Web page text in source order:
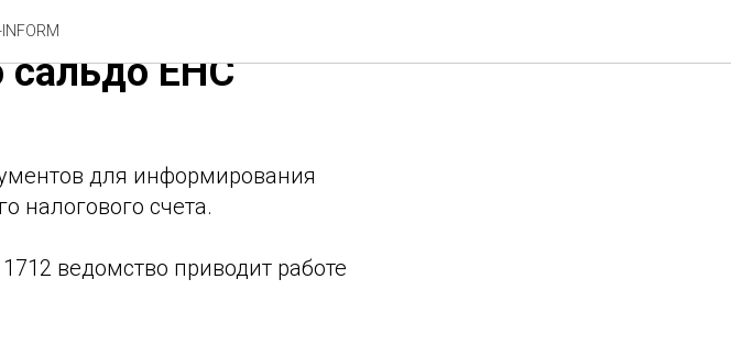
формы документов
сальдо ЕНС
для информирования
налогового счета.
ведомство приводит работе